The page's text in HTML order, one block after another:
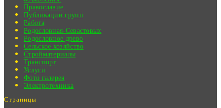
Православие
Публикации групп
Работа
Родословная-Севастовых
Родословное древо
Сельское хозяйство
Стройматериалы
Транспорт
Услуги
Фото галерея
Электротехника
Страницы